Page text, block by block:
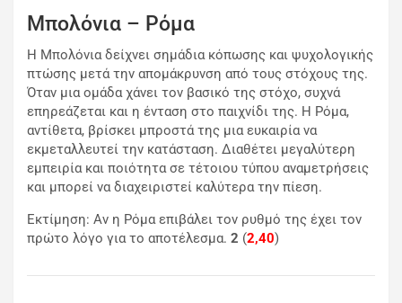
Μπολόνια – Ρόμα
Η Μπολόνια δείχνει σημάδια κόπωσης και ψυχολογικής
πτώσης μετά την απομάκρυνση από τους στόχους της.
Όταν μια ομάδα χάνει τον βασικό της στόχο, συχνά
επηρεάζεται και η ένταση στο παιχνίδι της. Η Ρόμα,
αντίθετα, βρίσκει μπροστά της μια ευκαιρία να
εκμεταλλευτεί την κατάσταση. Διαθέτει μεγαλύτερη
εμπειρία και ποιότητα σε τέτοιου τύπου αναμετρήσεις
και μπορεί να διαχειριστεί καλύτερα την πίεση.
Εκτίμηση: Αν η Ρόμα επιβάλει τον ρυθμό της έχει τον
πρώτο λόγο για το αποτέλεσμα. 2 (2,40)